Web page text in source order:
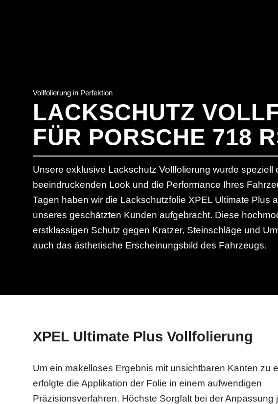
Vollfolierung in Perfektion
LACKSCHUTZ
FÜR PORSCHE 718
Unsere exklusive Lackschutz Vollfolierung wurde speziell
beeindruckenden Look und die Performance Ihres
Tagen haben wir die Lackschutzfolie XPEL Ultimate Plus
unseres geschätzten Kunden aufgebracht. Diese
erstklassigen Schutz gegen Kratzer, Steinschläge und
auch das ästhetische Erscheinungsbild des Fahrzeugs.
XPEL Ultimate Plus Vollfolierung
Um ein makelloses Ergebnis mit unsichtbaren Kanten zu
erfolgte die Applikation der Folie in einem aufwendigen
Präzisionsverfahren. Höchste Sorgfalt bei der Anpassung